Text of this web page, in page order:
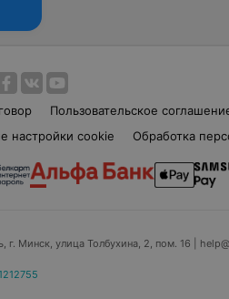
Пользовательское
настройки cookie Обработка
г. Минск, улица Толбухина, 2, пом. 16 |